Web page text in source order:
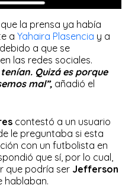
la prensa ya había
aYahaira Plasencia y a
a que se
las redes sociales.
Quizá es porque
mal”, añadió el
contestó a un usuario
le preguntaba si esta
con un futbolista en
que sí, por lo cual,
que podría ser Jefferson
hablaban.